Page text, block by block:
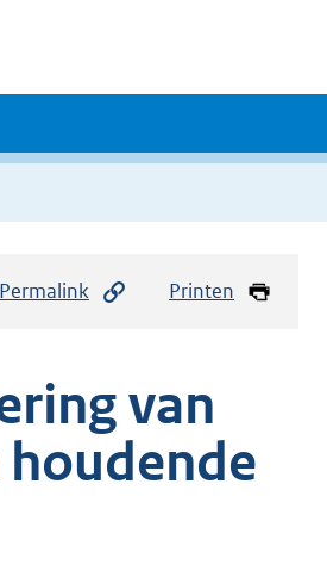
Permalink Printen
van